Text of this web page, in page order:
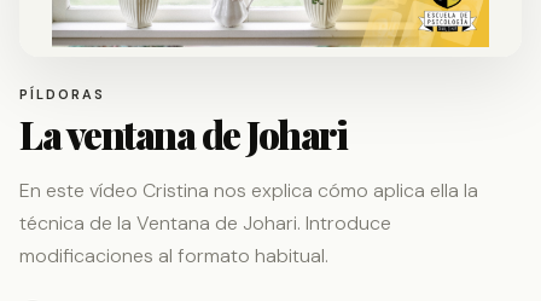
PÍLDORAS
La ventana de Johari
En este vídeo Cristina nos explica cómo aplica ella la
técnica de la Ventana de Johari. Introduce
modificaciones al formato habitual.